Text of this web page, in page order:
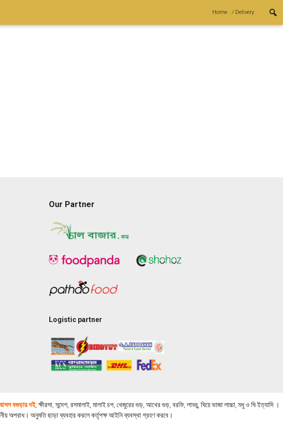
Home / Delivery
Our Partner
Logistic partner
আসল বগুড়ার দই, ক্ষীরসা, সন্দেশ, রসমালাই, মালাই চপ, খেজুরের গুড়, আখের গুড়, বরফি, লাড্ডু, ঘিয়ে ভাজা লাচ্চা, মধু ও ঘি ইত্যাদি ।
অপরাধ। অনুমতি ছাড়া ব্যবহার করলে কর্তৃপক্ষ আইনি ব্যবস্থা গ্রহণ করবে।